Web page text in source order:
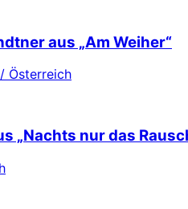
aus „Am Weiher“
Österreich
„Nachts nur das